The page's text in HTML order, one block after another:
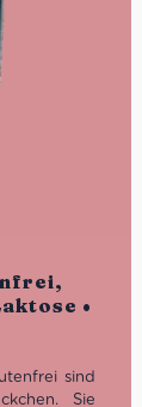
•
sind
Sie